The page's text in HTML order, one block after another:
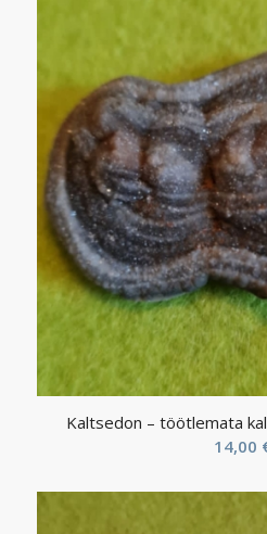
Kaltsedon – töötlemata
14,00